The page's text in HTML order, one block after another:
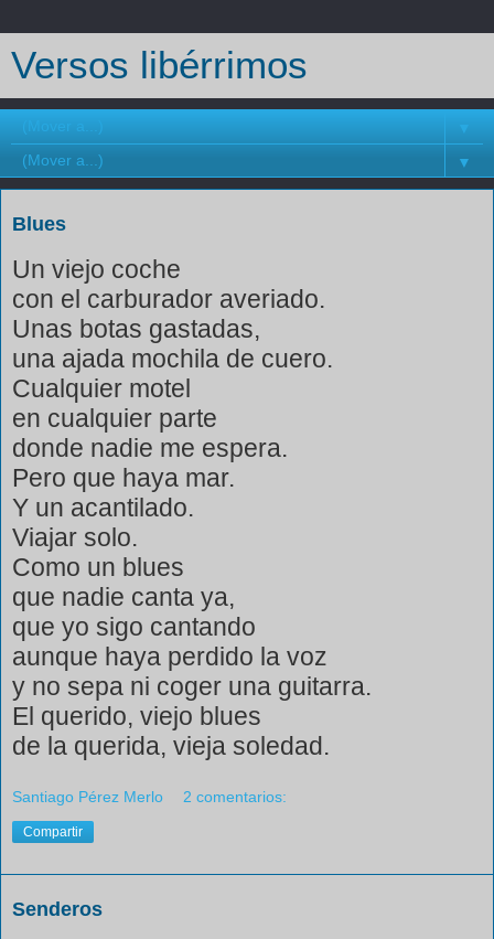
Versos libérrimos
▼
▼
Blues
Un viejo coche
con el carburador averiado.
Unas botas gastadas,
una ajada mochila de cuero.
Cualquier motel
en cualquier parte
donde nadie me espera.
Pero que haya mar.
Y un acantilado.
Viajar solo.
Como un blues
que nadie canta ya,
que yo sigo cantando
aunque haya perdido la voz
y no sepa ni coger una guitarra.
El querido, viejo blues
de la querida, vieja soledad.
Santiago Pérez Merlo 2 comentarios:
Compartir
Senderos